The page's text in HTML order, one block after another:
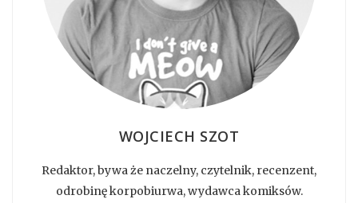
WOJCIECH SZOT
Redaktor, bywa że naczelny, czytelnik, recenzent,
odrobinę korpobiurwa, wydawca komiksów.